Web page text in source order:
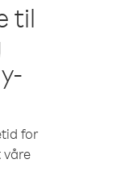
til
for
våre